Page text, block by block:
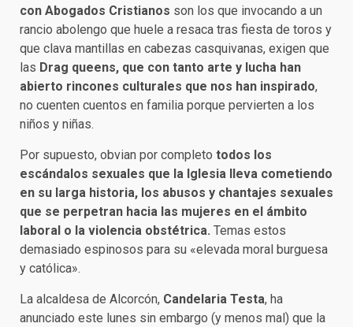
con Abogados Cristianos son los que invocando a un
rancio abolengo que huele a resaca tras fiesta de toros y
que clava mantillas en cabezas casquivanas, exigen que
las Drag queens, que con tanto arte y lucha han
abierto rincones culturales que nos han inspirado,
no cuenten cuentos en familia porque pervierten a los
niños y niñas.
Por supuesto, obvian por completo todos los
escándalos sexuales que la Iglesia lleva cometiendo
en su larga historia, los abusos y chantajes sexuales
que se perpetran hacia las mujeres en el ámbito
laboral o la violencia obstétrica. Temas estos
demasiado espinosos para su «elevada moral burguesa
y católica».
La alcaldesa de Alcorcón, Candelaria Testa, ha
anunciado este lunes sin embargo (y menos mal) que la